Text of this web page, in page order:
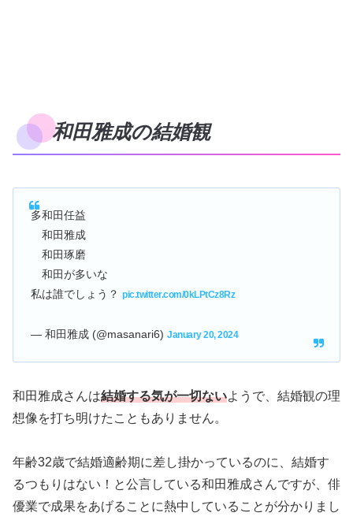
和田雅成の結婚観
多和田任益
和田雅成
和田琢磨
和田が多いな
私は誰でしょう？ pic.twitter.com/0kLPtCz8Rz
— 和田雅成 (@masanari6) January 20, 2024
和田雅成さんは結婚する気が一切ないようで、結婚観の理
想像を打ち明けたこともありません。
年齢32歳で結婚適齢期に差し掛かっているのに、結婚す
るつもりはない！と公言している和田雅成さんですが、俳
優業で成果をあげることに熱中していることが分かりまし